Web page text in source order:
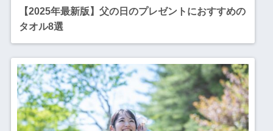
【2025年最新版】父の日のプレゼントにおすすめの
タオル8選